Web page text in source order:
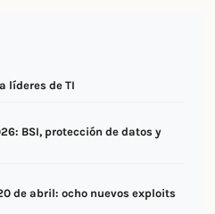
líderes de TI
BSI, protección de datos y
de abril: ocho nuevos exploits